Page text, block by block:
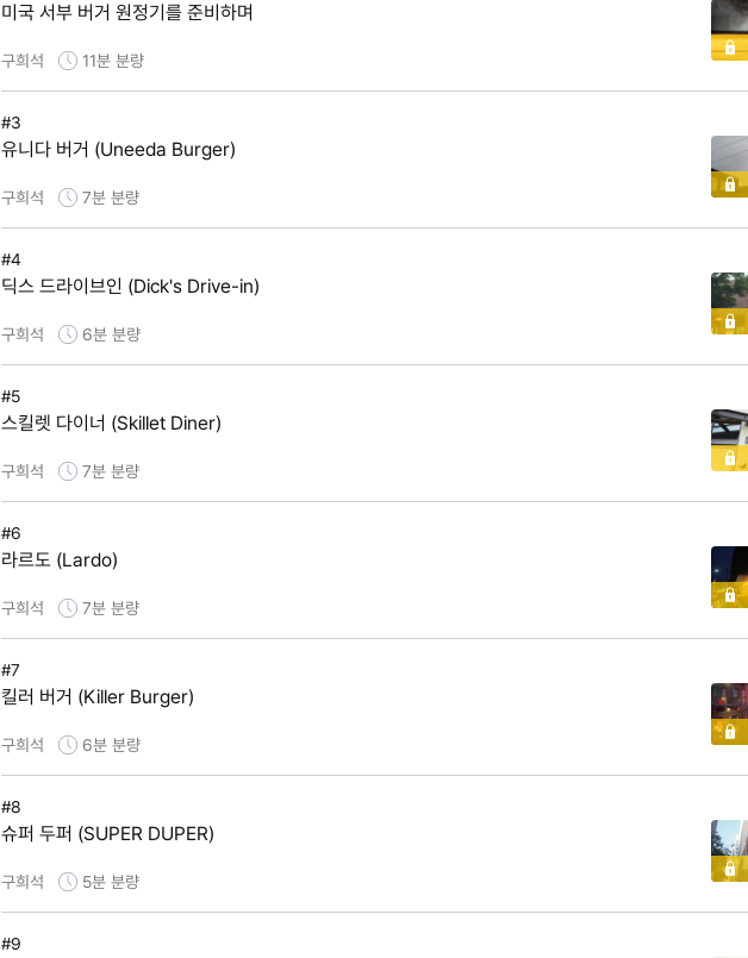
미국 서부 버거 원정기를 준비하며
구희석 11분 분량
#3
유니다 버거 (Uneeda Burger)
구희석 7분 분량
#4
딕스 드라이브인 (Dick's Drive-in)
구희석 6분 분량
#5
스킬렛 다이너 (Skillet Diner)
구희석 7분 분량
#6
라르도 (Lardo)
구희석 7분 분량
#7
킬러 버거 (Killer Burger)
구희석 6분 분량
#8
슈퍼 두퍼 (SUPER DUPER)
구희석 5분 분량
#9